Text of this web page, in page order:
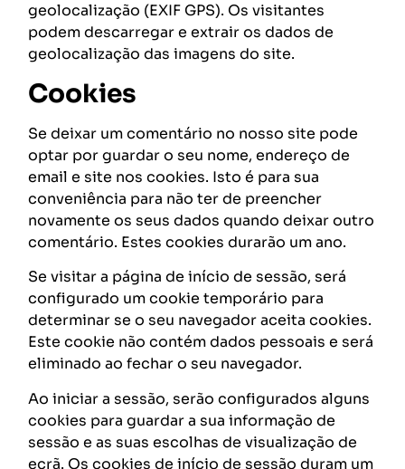
geolocalização (EXIF GPS). Os visitantes
podem descarregar e extrair os dados de
geolocalização das imagens do site.
Cookies
Se deixar um comentário no nosso site pode
optar por guardar o seu nome, endereço de
email e site nos cookies. Isto é para sua
conveniência para não ter de preencher
novamente os seus dados quando deixar outro
comentário. Estes cookies durarão um ano.
Se visitar a página de início de sessão, será
configurado um cookie temporário para
determinar se o seu navegador aceita cookies.
Este cookie não contém dados pessoais e será
eliminado ao fechar o seu navegador.
Ao iniciar a sessão, serão configurados alguns
cookies para guardar a sua informação de
sessão e as suas escolhas de visualização de
ecrã. Os cookies de início de sessão duram um